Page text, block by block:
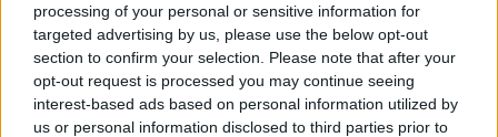
processing of your personal or sensitive information for
targeted advertising by us, please use the below opt-out
section to confirm your selection. Please note that after your
opt-out request is processed you may continue seeing
interest-based ads based on personal information utilized by
us or personal information disclosed to third parties prior to